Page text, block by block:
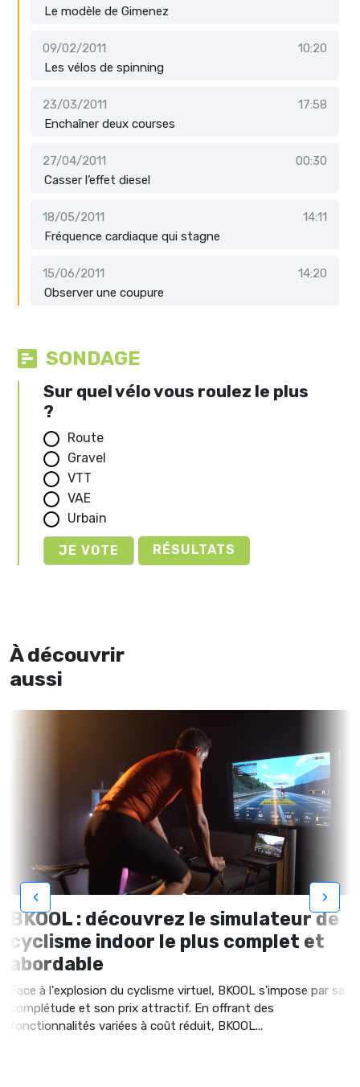
Le modèle de Gimenez
09/02/2011
10:20
Les vélos de spinning
23/03/2011
17:58
Enchaîner deux courses
27/04/2011
00:30
Casser l’effet diesel
18/05/2011
14:11
Fréquence cardiaque qui stagne
15/06/2011
14:20
Observer une coupure
SONDAGE
Sur quel vélo vous roulez le plus
?
Route
Gravel
VTT
VAE
Urbain
RÉSULTATS
À découvrir
aussi
BKOOL : découvrez le simulateur de
cyclisme indoor le plus complet et
abordable
Face à l'explosion du cyclisme virtuel, BKOOL s'impose par sa
complétude et son prix attractif. En offrant des
fonctionnalités variées à coût réduit, BKOOL...
‹ ›